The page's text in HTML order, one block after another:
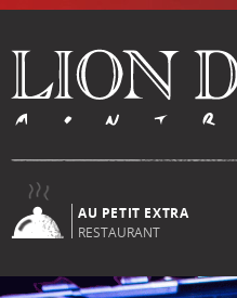
AU PETIT EXTRA
RESTAURANT